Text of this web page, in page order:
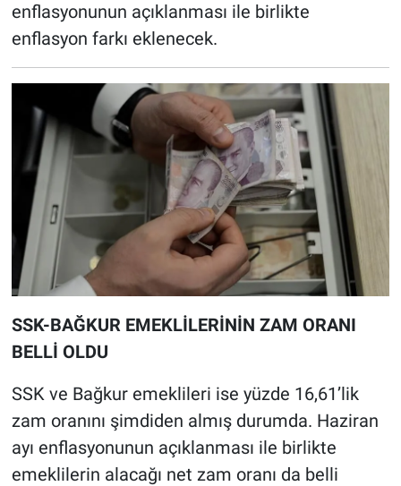
enflasyonunun açıklanması ile birlikte
enflasyon farkı eklenecek.
SSK-BAĞKUR EMEKLİLERİNİN ZAM ORANI
BELLİ OLDU
SSK ve Bağkur emeklileri ise yüzde 16,61’lik
zam oranını şimdiden almış durumda. Haziran
ayı enflasyonunun açıklanması ile birlikte
emeklilerin alacağı net zam oranı da belli